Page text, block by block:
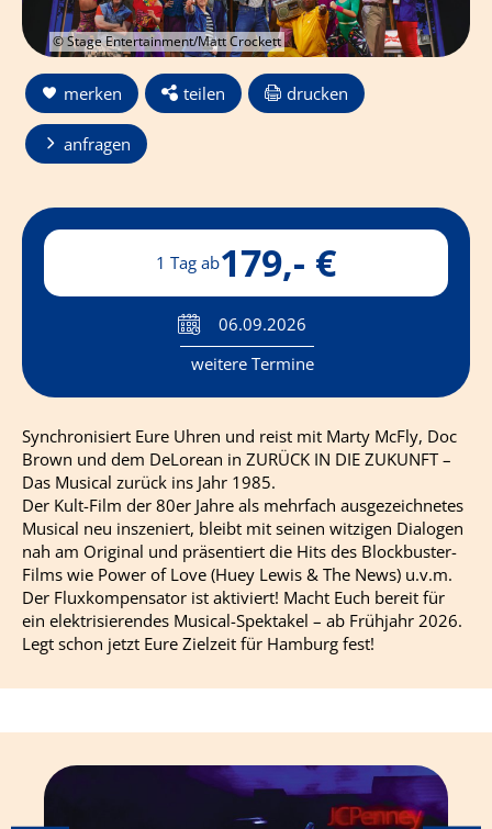
© Stage Entertainment/Matt Crockett
merken teilen drucken
anfragen
1 Tag ab179,- €
06.09.2026
weitere Termine
Synchronisiert Eure Uhren und reist mit Marty McFly, Doc
Brown und dem DeLorean in ZURÜCK IN DIE ZUKUNFT –
Das Musical zurück ins Jahr 1985.
Der Kult-Film der 80er Jahre als mehrfach ausgezeichnetes
Musical neu inszeniert, bleibt mit seinen witzigen Dialogen
nah am Original und präsentiert die Hits des Blockbuster-
Films wie Power of Love (Huey Lewis & The News) u.v.m.
Der Fluxkompensator ist aktiviert! Macht Euch bereit für
ein elektrisierendes Musical-Spektakel – ab Frühjahr 2026.
Legt schon jetzt Eure Zielzeit für Hamburg fest!